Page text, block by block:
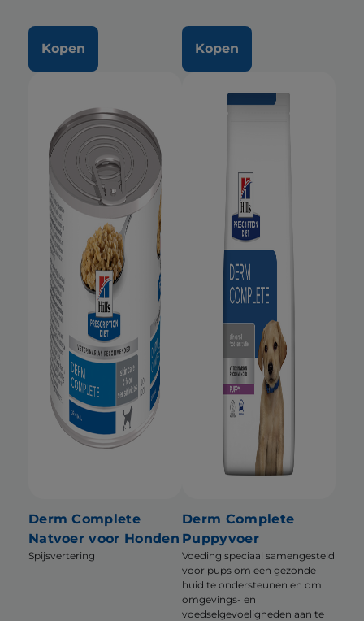
Kopen Kopen
Derm Complete
Natvoer voor Honden
Spijsvertering
Derm Complete
Puppyvoer
Voeding speciaal samengesteld
voor pups om een gezonde
huid te ondersteunen en om
omgevings- en
voedselgevoeligheden aan te